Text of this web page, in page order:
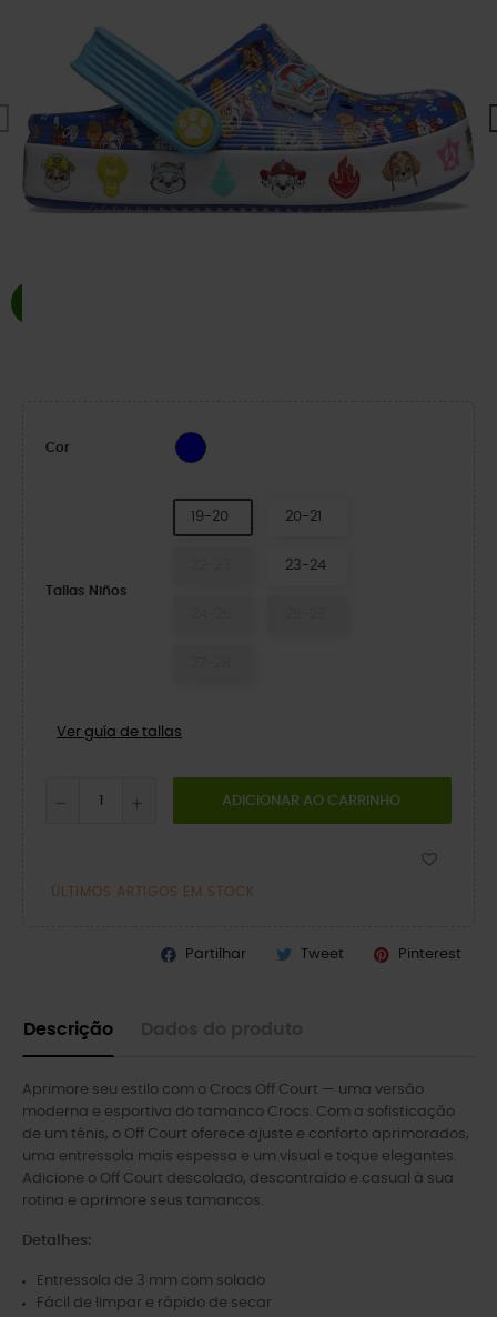
Cor Blue
Tallas Niños
19-20 20-21
23-24
Ver guía de tallas
ADICIONAR AO CARRINHO
ÚLTIMOS ARTIGOS EM STOCK
Partilhar Tweet Pinterest
Descrição
Aprimore seu estilo com o Crocs Off Court — uma versão
moderna e esportiva do tamanco Crocs. Com a sofisticação
de um tênis, o Off Court oferece ajuste e conforto aprimorados,
uma entressola mais espessa e um visual e toque elegantes.
Adicione o Off Court descolado, descontraído e casual à sua
rotina e aprimore seus tamancos.
Detalhes:
Entressola de 3 mm com solado
Fácil de limpar e rápido de secar